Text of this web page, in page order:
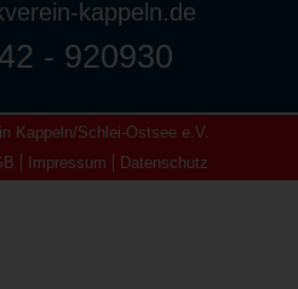
kappeln.de
- 920930
Kappeln/Schlei-Ostsee e.V.
Impressum Datenschutz